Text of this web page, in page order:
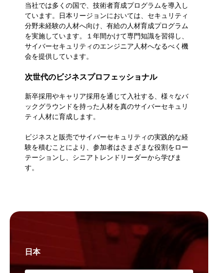
当社では多くの国で、技術者育成プログラムを導入し
ています。日本リージョンにおいては、セキュリティ
分野未経験の人材へ向け、有給の人材育成プログラム
を実施しています。１年間かけて専門知識を習得し、
サイバーセキュリティのエンジニア人材へなるべく機
会を提供しています。
次世代のビジネスプロフェッショナル
新卒採用やキャリア採用を通じて入社する、様々なバ
ックグラウンドを持った人材を真のサイバーセキュリ
ティ人材に育成します。
ビジネスと販売でサイバーセキュリティの実践的な経
験を積むことにより、参加者はさまざまな役割をロー
テーションし、シニアトレンドリーダーから学びま
す。
日本